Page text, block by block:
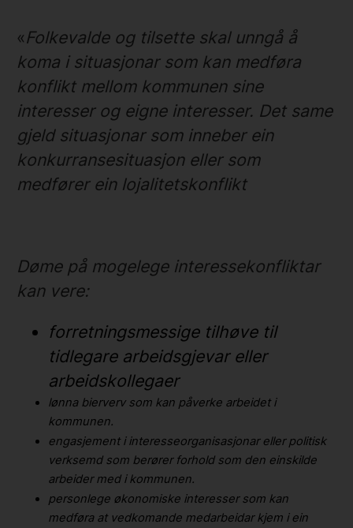
«Folkevalde og tilsette skal unngå å
koma i situasjonar som kan medføra
konflikt mellom kommunen sine
interesser og eigne interesser. Det same
gjeld situasjonar som inneber ein
konkurransesituasjon eller som
medfører ein lojalitetskonflikt
Døme på mogelege interessekonfliktar
kan vere:
forretningsmessige tilhøve til
tidlegare arbeidsgjevar eller
arbeidskollegaer
lønna bierverv som kan påverke arbeidet i
kommunen.
engasjement i interesseorganisasjonar eller politisk
verksemd som berører forhold som den einskilde
arbeider med i kommunen.
personlege økonomiske interesser som kan
medføra at vedkomande medarbeidar kjem i ein